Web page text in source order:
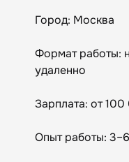
Город: Москва
Формат работы:
удаленно
Зарплата: от
Опыт работы: